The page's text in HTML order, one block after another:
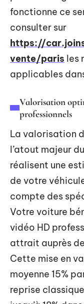
fonctionne ce
consulter sur
https://
vente/paris les
applicables
Valorisation
professionnels
La valorisation
l’atout majeur
réalisent une
de votre
compte des
Votre voiture
vidéo HD
attrait auprès
Cette mise en
moyenne 15%
reprise